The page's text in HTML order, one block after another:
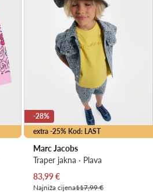
extra -25% Kod: LAST
-28%
Marc Jacobs
Traper jakna · Plava
Trenutna cijena
83,99€
Najniža cijena117,99 €